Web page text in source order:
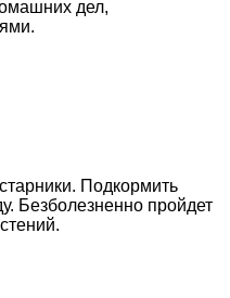
дел,
Подкормить
Безболезненно пройдет